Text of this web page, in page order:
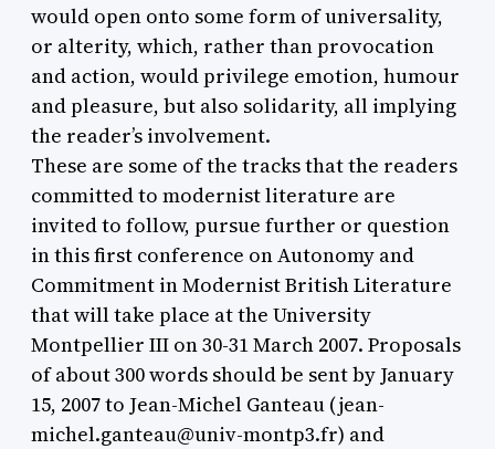
would open onto some form of universality,
or alterity, which, rather than provocation
and action, would privilege emotion, humour
and pleasure, but also solidarity, all implying
the reader’s involvement.
These are some of the tracks that the readers
committed to modernist literature are
invited to follow, pursue further or question
in this first conference on Autonomy and
Commitment in Modernist British Literature
that will take place at the University
Montpellier III on 30-31 March 2007. Proposals
of about 300 words should be sent by January
15, 2007 to Jean-Michel Ganteau (jean-
michel.ganteau@univ-montp3.fr) and